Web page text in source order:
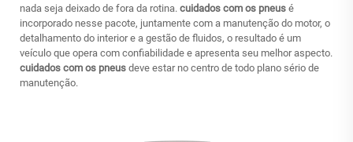
nada seja deixado de fora da rotina. cuidados com os pneus é
incorporado nesse pacote, juntamente com a manutenção do motor, o
detalhamento do interior e a gestão de fluidos, o resultado é um
veículo que opera com confiabilidade e apresenta seu melhor aspecto.
cuidados com os pneus deve estar no centro de todo plano sério de
manutenção.